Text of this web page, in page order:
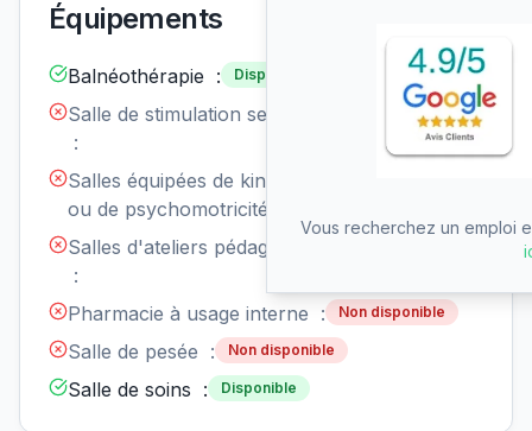
Équipements
Balnéothérapie : Disponible
Salle de stimulation sensorielle
:
disponible
Salles équipées de kinésithérapie
ou de psychomotricité :
Salles d'ateliers pédagogiques
:
Pharmacie à usage interne : Non disponible
Salle de pesée : Non disponible
Salle de soins : Disponible
Vous recherchez un emploi